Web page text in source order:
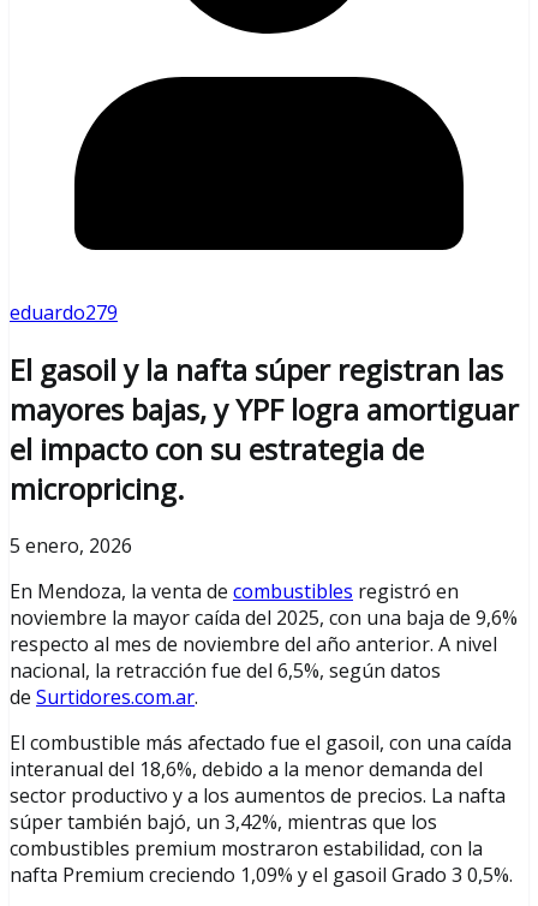
eduardo279
El gasoil y la nafta súper registran las
mayores bajas, y YPF logra amortiguar
el impacto con su estrategia de
micropricing.
5 enero, 2026
En Mendoza, la venta de combustibles registró en
noviembre la mayor caída del 2025, con una baja de 9,6%
respecto al mes de noviembre del año anterior. A nivel
nacional, la retracción fue del 6,5%, según datos
de Surtidores.com.ar.
El combustible más afectado fue el gasoil, con una caída
interanual del 18,6%, debido a la menor demanda del
sector productivo y a los aumentos de precios. La nafta
súper también bajó, un 3,42%, mientras que los
combustibles premium mostraron estabilidad, con la
nafta Premium creciendo 1,09% y el gasoil Grado 3 0,5%.